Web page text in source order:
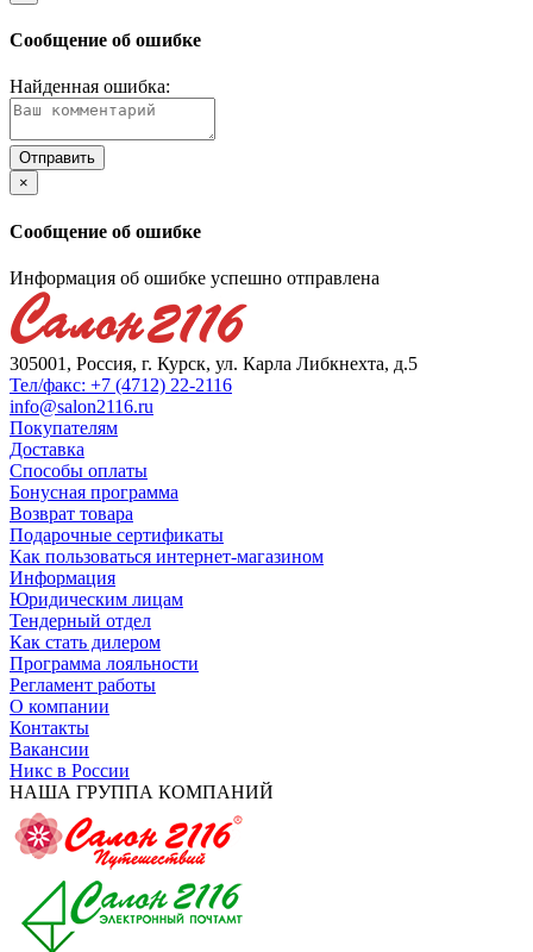
Сообщение об ошибке
Найденная ошибка:
×
Сообщение об ошибке
Информация об ошибке успешно отправлена
305001, Россия, г. Курск, ул. Карла Либкнехта, д.5
Тел/факс: +7 (4712) 22-2116
info@salon2116.ru
Покупателям
Доставка
Способы оплаты
Бонусная программа
Возврат товара
Подарочные сертификаты
Как пользоваться интернет-магазином
Информация
Юридическим лицам
Тендерный отдел
Как стать дилером
Программа лояльности
Регламент работы
О компании
Контакты
Вакансии
Никс в России
НАША ГРУППА КОМПАНИЙ